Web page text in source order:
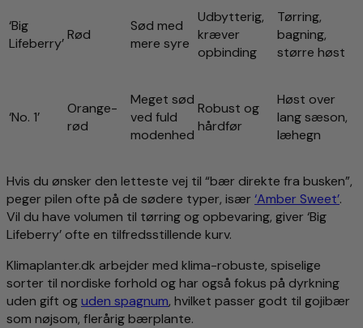
‘Big
Lifeberry’
Rød
Sød med
mere syre
Udbytterig,
kræver
opbinding
Tørring,
bagning,
større høst
‘No. 1’
Orange-
rød
Meget sød
ved fuld
modenhed
Robust og
hårdfør
Høst over
lang sæson,
læhegn
Hvis du ønsker den letteste vej til “bær direkte fra busken”,
peger pilen ofte på de sødere typer, især ‘Amber Sweet’.
Vil du have volumen til tørring og opbevaring, giver ‘Big
Lifeberry’ ofte en tilfredsstillende kurv.
Klimaplanter.dk arbejder med klima-robuste, spiselige
sorter til nordiske forhold og har også fokus på dyrkning
uden gift oguden spagnum, hvilket passer godt til gojibær
som nøjsom, flerårig bærplante.